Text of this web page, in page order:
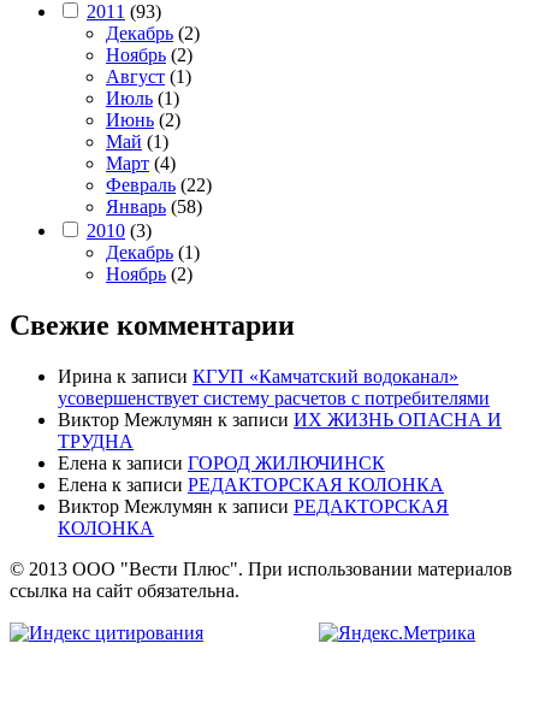
2011 (93)
Декабрь (2)
Ноябрь (2)
Август (1)
Июль (1)
Июнь (2)
Май (1)
Март (4)
Февраль (22)
Январь (58)
2010 (3)
Декабрь (1)
Ноябрь (2)
Свежие комментарии
Ирина к записи КГУП «Камчатский водоканал»
усовершенствует систему расчетов с потребителями
Виктор Межлумян к записи ИХ ЖИЗНЬ ОПАСНА И
ТРУДНА
Елена к записи ГОРОД ЖИЛЮЧИНСК
Елена к записи РЕДАКТОРСКАЯ КОЛОНКА
Виктор Межлумян к записи РЕДАКТОРСКАЯ
КОЛОНКА
© 2013 ООО "Вести Плюс". При использовании материалов
ссылка на сайт обязательна.